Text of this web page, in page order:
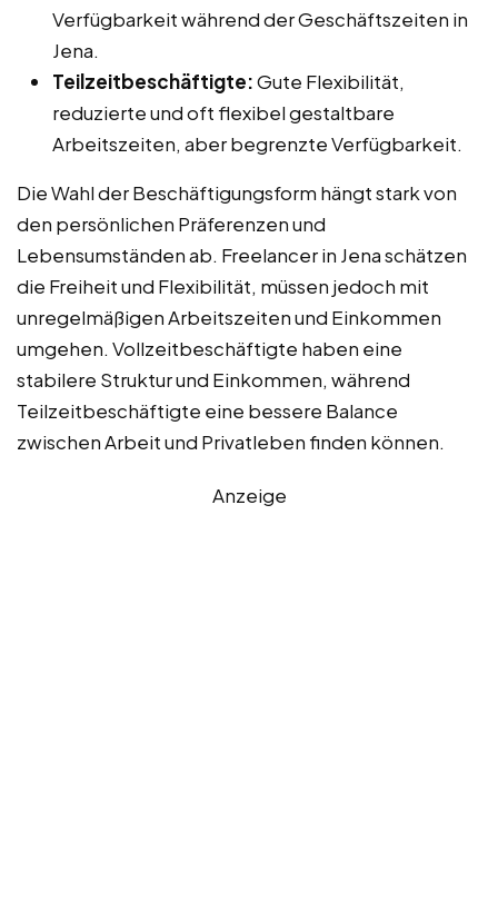
Verfügbarkeit während der Geschäftszeiten in
Jena.
Teilzeitbeschäftigte:Gute Flexibilität,
reduzierte und oft flexibel gestaltbare
Arbeitszeiten, aber begrenzte Verfügbarkeit.
Die Wahl der Beschäftigungsform hängt stark von
den persönlichen Präferenzen und
Lebensumständen ab. Freelancer in Jena schätzen
die Freiheit und Flexibilität, müssen jedoch mit
unregelmäßigen Arbeitszeiten und Einkommen
umgehen. Vollzeitbeschäftigte haben eine
stabilere Struktur und Einkommen, während
Teilzeitbeschäftigte eine bessere Balance
zwischen Arbeit und Privatleben finden können.
Anzeige